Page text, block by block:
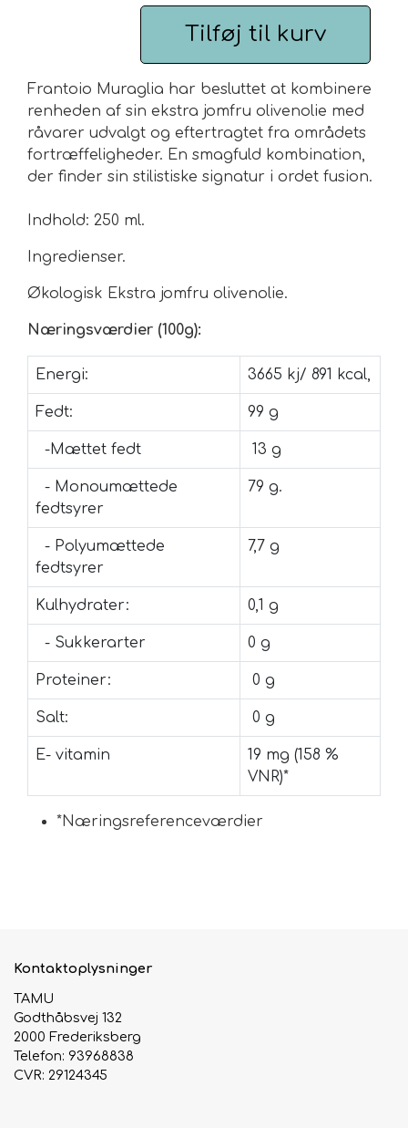
forslag til brug i "oliekultur" kan
bruges.
Olivenolie af højeste kvalitet,
udvundet direkte fra oliven og
udelukkende ved mekaniske
processer
og har 19 mg E - vitamin.
fra varmekilder.
Tilføj til kurv
Frantoio Muraglia har besluttet at kombinere
renheden af ​​sin ekstra jomfru olivenolie med
råvarer udvalgt og eftertragtet fra områdets
fortræffeligheder. En smagfuld kombination,
der finder sin stilistiske signatur i ordet fusion.
Indhold: 250 ml.
Ingredienser.
Økologisk Ekstra jomfru olivenolie.
Næringsværdier (100g):
Energi: 3665 kj/ 891 kcal,
Fedt: 99 g
-Mættet fedt 13 g
- Monoumættede
fedtsyrer
79 g.
- Polyumættede
fedtsyrer
7,7 g
Kulhydrater: 0,1 g
- Sukkerarter 0 g
Proteiner: 0 g
Salt: 0 g
E- vitamin
19 mg (158 %
VNR)*
*Næringsreferenceværdier
Kontaktoplysninger
TAMU
Godthåbsvej 132
2000 Frederiksberg
Telefon: 93968838
CVR: 29124345